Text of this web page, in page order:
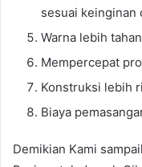
sesuai keinginan
Warna lebih
Mempercepat
Konstruksi lebih
Biaya
Demikian Kami